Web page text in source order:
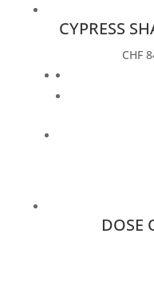
CYPRESS
CHF
DOSE